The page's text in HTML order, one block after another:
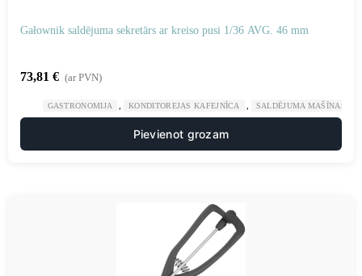
Gałownik saldējuma sekretārs ar kreiso pusi 1/36 AVG. 46 mm
73,81 € (ar PVN)
GASTRONOMIJA KONDITOREJAS KAFEJNĪCA SALDĒJUMA MAŠĪNAS
Pievienot grozam